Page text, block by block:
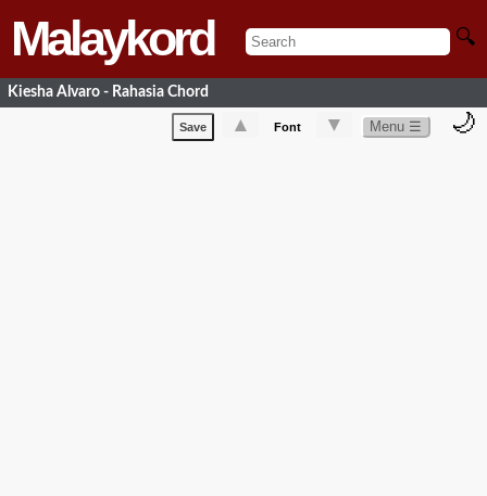
Malaykord 🔍
Kiesha Alvaro - Rahasia Chord
Save ▲ Font ▼ Menu ☰ 🌙